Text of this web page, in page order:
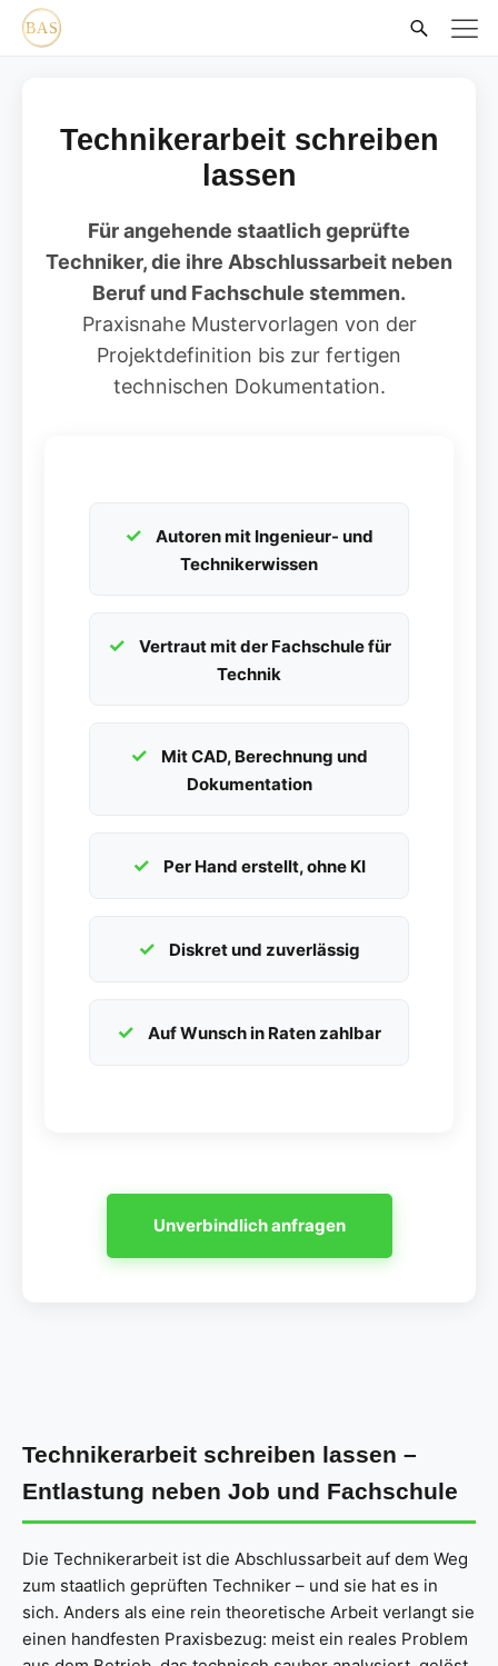
Technikerarbeit schreiben
lassen
Für angehende staatlich geprüfte
Techniker, die ihre Abschlussarbeit neben
Beruf und Fachschule stemmen.
Praxisnahe Mustervorlagen von der
Projektdefinition bis zur fertigen
technischen Dokumentation.
Autoren mit Ingenieur- und
Technikerwissen
Vertraut mit der Fachschule für
Technik
Mit CAD, Berechnung und
Dokumentation
Per Hand erstellt, ohne KI
Diskret und zuverlässig
Auf Wunsch in Raten zahlbar
Unverbindlich anfragen
Technikerarbeit schreiben lassen –
Entlastung neben Job und Fachschule
Die Technikerarbeit ist die Abschlussarbeit auf dem Weg
zum staatlich geprüften Techniker – und sie hat es in
sich. Anders als eine rein theoretische Arbeit verlangt sie
einen handfesten Praxisbezug: meist ein reales Problem